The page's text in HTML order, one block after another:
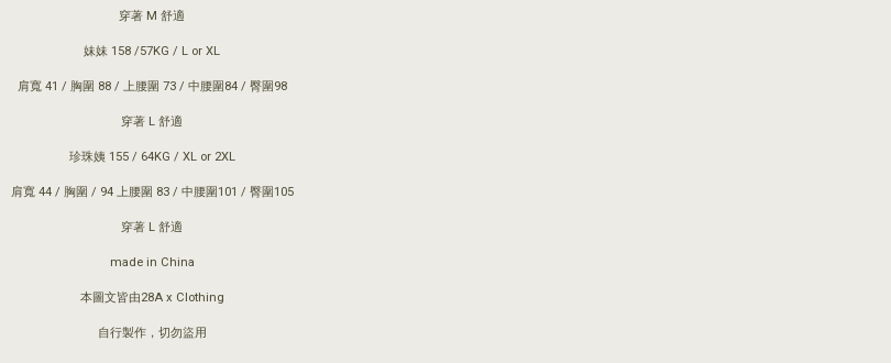
穿著 M 舒適
妹妹 158 /57KG / L or XL
肩寬 41 / 胸圍 88 / 上腰圍 73 / 中腰圍84 / 臀圍98
穿著 L 舒適
珍珠姨 155 / 64KG / XL or 2XL
肩寬 44 / 胸圍 / 94 上腰圍 83 / 中腰圍101 / 臀圍105
穿著 L 舒適
made in China
本圖文皆由28A x Clothing
自行製作，切勿盜用